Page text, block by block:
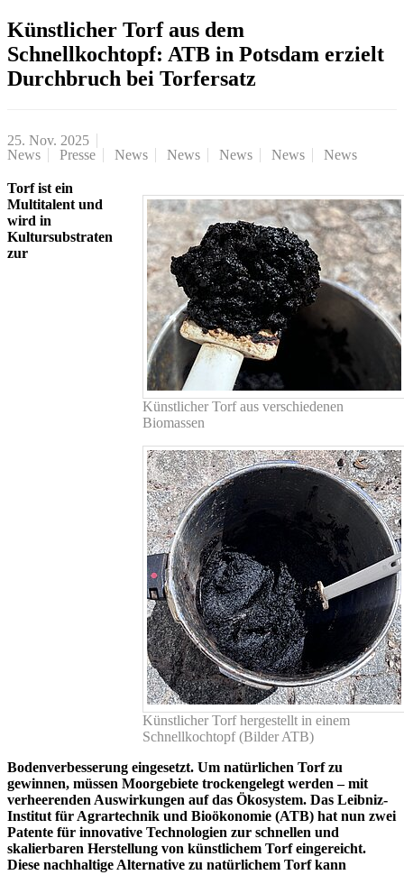
Künstlicher Torf aus dem
Schnellkochtopf: ATB in Potsdam erzielt
Durchbruch bei Torfersatz
25. Nov. 2025
News
Presse News News News News News
Künstlicher Torf aus verschiedenen
Biomassen
Künstlicher Torf hergestellt in einem
Schnellkochtopf (Bilder ATB)
Torf ist ein
Multitalent und
wird in
Kultursubstraten
zur
Bodenverbesserung eingesetzt. Um natürlichen Torf zu
gewinnen, müssen Moorgebiete trockengelegt werden – mit
verheerenden Auswirkungen auf das Ökosystem. Das Leibniz-
Institut für Agrartechnik und Bioökonomie (ATB) hat nun zwei
Patente für innovative Technologien zur schnellen und
skalierbaren Herstellung von künstlichem Torf eingereicht.
Diese nachhaltige Alternative zu natürlichem Torf kann